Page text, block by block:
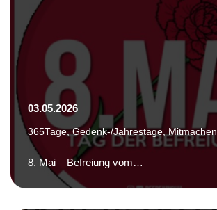
03.05.2026
365Tage,Gedenk-/Jahrestage ,Mitmachen
8. Mai – Befreiung vom…